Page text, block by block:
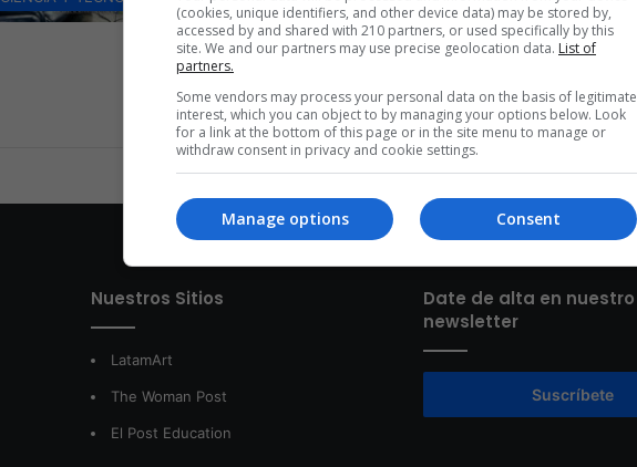
comemos', que ya está abierta en Quito, Ecuador,
destaca los avances científicos y tecnológicos…
Read More »
Nuestros Sitios
LatamArt
The Woman Post
El Post Education
Date de alta en nuestro
newsletter
Suscríbete
(cookies, unique identifiers, and other device data) may be stored by,
accessed by and shared with 210 partners, or used specifically by this
site. We and our partners may use precise geolocation data. List of
partners.
Some vendors may process your personal data on the basis of legitimate
interest, which you can object to by managing your options below. Look
for a link at the bottom of this page or in the site menu to manage or
withdraw consent in privacy and cookie settings.
Consent
Manage options